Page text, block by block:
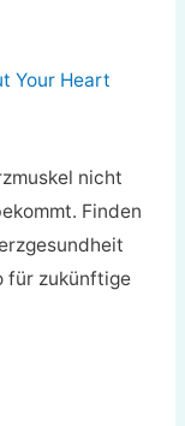
Your Heart
nicht
Finden
für zukünftige